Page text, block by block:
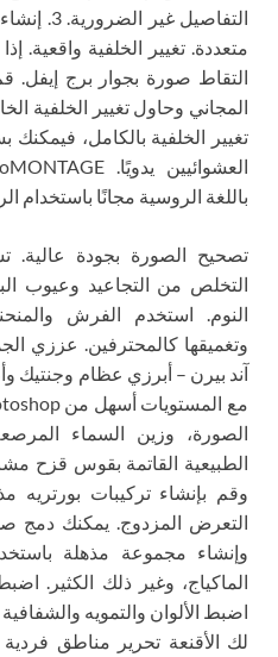
التفاصيل
متعددة. تغيير الخلفية واقعية.
التقاط صورة بجوار برج إيفل.
المجاني وحاول تغيير الخلفية
تغيير الخلفية بالكامل،
باللغة الروسية مجانًا باستخدام
تصحيح الصورة بجودة عالية.
التخلص من التجاعيد وعيوب
النوم. استخدم الفرش
وتغميقها كالمحترفين. عززي
آند بيرن – أبرزي عظام وجنتيك
الصورة، وزين السماء
الطبيعية القاتمة بقوس قزح
وقم بإنشاء تركيبات بورتريه
التعرض المزدوج. يمكنك دمج
وإنشاء مجموعة مذهلة
الماكياج، وغير ذلك الكثير.
اضبط الألوان والتمويه
لك الأقنعة تحرير مناطق